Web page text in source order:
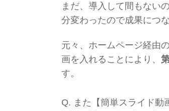
まだ、導入して間もない
分変わったので成果につ
元々、ホームページ経由
画を入れることにより、
す。
Q. また【簡単スライド動